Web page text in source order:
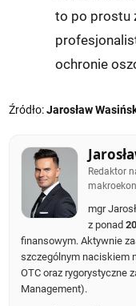
to po prostu
ochronie
Źródło:Jarosław
Redaktor
mgr
z ponad
finansowym. Aktywnie
szczególnym naciskiem
OTC oraz rygorystyczne
Management).